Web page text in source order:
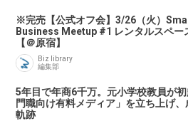
※完売【公式オフ会】3/26（火）Small
Business Meetup #1 レンタルスペー
【＠原宿】
Biz library
編集部
5年目で年商6千万。元小学校教員が
門職向け有料メディア」を立ち上げ、
軌跡